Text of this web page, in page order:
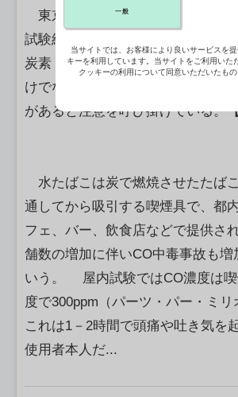
東京都はこのほど、水たばこの
試験結果を発表した。水たばこは
炭素（CO）を発生させることから
けでなく、周りの人のCO中毒を引
があると注意を呼び掛けている。
水たばこは炭で燃焼させたたば
通してから吸引する喫煙具で、都
フェ、バー、飲食店などで提供さ
舗数の増加に伴いCO中毒事故も増
いう。 屋内試験ではCO濃度は喫
度で300ppm（パーツ・パー・ミリ
これは1－2時間で頭痛や吐き気を
使用者本人だ...
一般
当サイトでは、お客様により良いサービスを
キーを利用しています。当サイトをご利用いた
クッキーの利用について同意いただいたもの